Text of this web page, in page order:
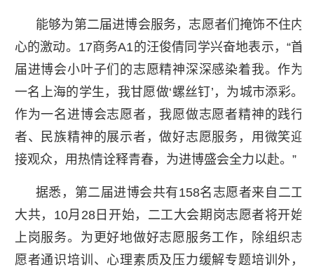
能够为第二届进博会服务，志愿者们掩饰不住内
心的激动。17商务A1的汪俊倩同学兴奋地表示，“首
届进博会小叶子们的志愿精神深深感染着我。作为
一名上海的学生，我甘愿做‘螺丝钉’，为城市添彩。
作为一名进博会志愿者，我愿做志愿者精神的践行
者、民族精神的展示者，做好志愿服务，用微笑迎
接观众，用热情诠释青春，为进博盛会全力以赴。”
据悉，第二届进博会共有158名志愿者来自二工
大共，10月28日开始，二工大会期岗志愿者将开始
上岗服务。为更好地做好志愿服务工作，除组织志
愿者通识培训、心理素质及压力缓解专题培训外，